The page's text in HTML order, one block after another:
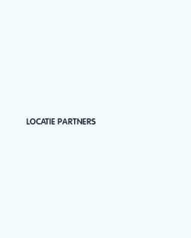
LOCATIE PARTNERS